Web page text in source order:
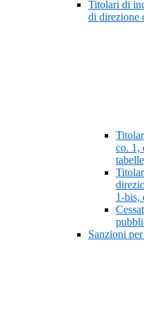
Titolari di
di direzione
co. 1,
1-bis,
Sanzioni